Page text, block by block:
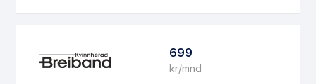
699
kr/mnd